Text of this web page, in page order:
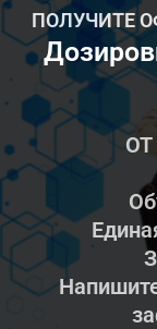
ПОЛУЧИТЕ